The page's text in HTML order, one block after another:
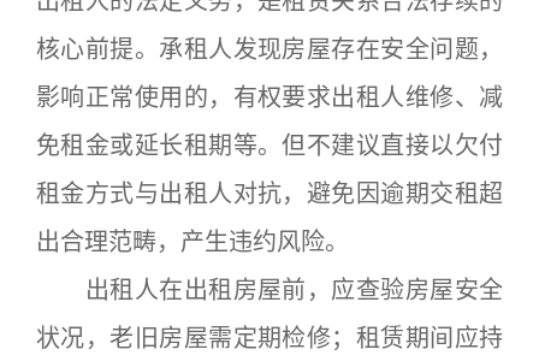
核心前提。承租人发现房屋存在安全问题，
影响正常使用的，有权要求出租人维修、减
免租金或延长租期等。但不建议直接以欠付
租金方式与出租人对抗，避免因逾期交租超
出合理范畴，产生违约风险。
出租人在出租房屋前，应查验房屋安全
状况，老旧房屋需定期检修；租赁期间应持